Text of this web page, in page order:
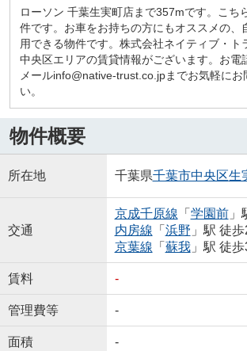
ローソン 千葉生実町店まで357mです。こち
件です。お車をお持ちの方にもオススメの、
用できる物件です。株式会社ネイティブ・ト
中央区エリアの賃貸情報がございます。お電
メールinfo@native-trust.co.jpまでお気軽にお
い。
物件概要
所在地 千葉県千葉市中央区生
交通
京成千原線 「 学園前」
内房線 「 浜野 」駅 徒
京葉線 「 蘇我」駅 徒歩
賃料 -
管理費等 -
面積 -